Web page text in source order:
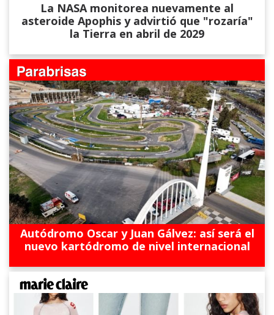
La NASA monitorea nuevamente al
asteroide Apophis y advirtió que "rozaría"
la Tierra en abril de 2029
Autódromo Oscar y Juan Gálvez: así será el
nuevo kartódromo de nivel internacional